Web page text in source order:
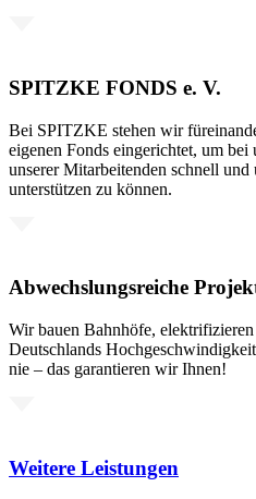
SPITZKE FONDS e. V.
Bei SPITZKE stehen wir
eigenen Fonds eingerichtet, um bei
unserer Mitarbeitenden schnell
unterstützen zu können.
Abwechslungsreiche
Wir bauen Bahnhöfe,
Deutschlands
nie – das garantieren wir Ihnen!
Weitere Leistungen